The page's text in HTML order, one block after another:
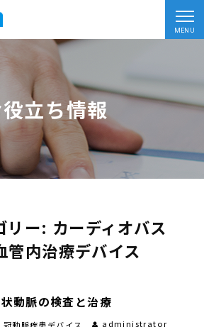
MENU
立ち情報
リー: カーディオバス
管内治療デバイス
動脈の検査と治療
冠動脈疾患デバイス administrator